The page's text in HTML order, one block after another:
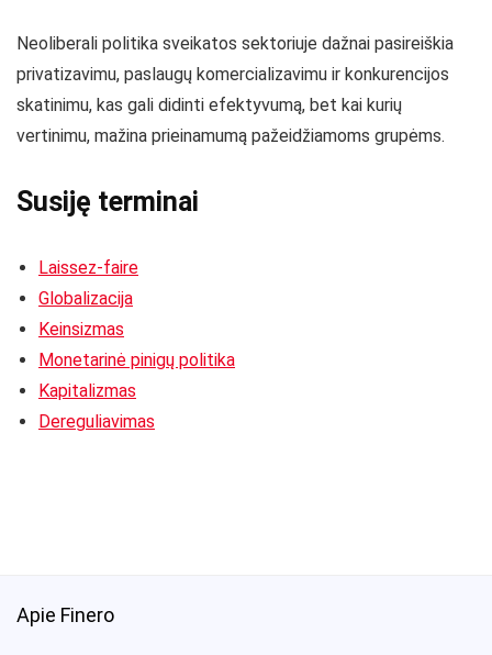
Neoliberali politika sveikatos sektoriuje dažnai pasireiškia
privatizavimu, paslaugų komercializavimu ir konkurencijos
skatinimu, kas gali didinti efektyvumą, bet kai kurių
vertinimu, mažina prieinamumą pažeidžiamoms grupėms.
Susiję terminai
Laissez-faire
Globalizacija
Keinsizmas
Monetarinė pinigų politika
Kapitalizmas
Dereguliavimas
Apie Finero